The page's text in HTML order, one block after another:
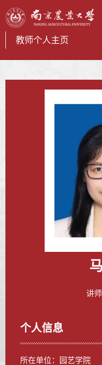
教师个人主页
讲
个人信息
所在单位：园艺学院